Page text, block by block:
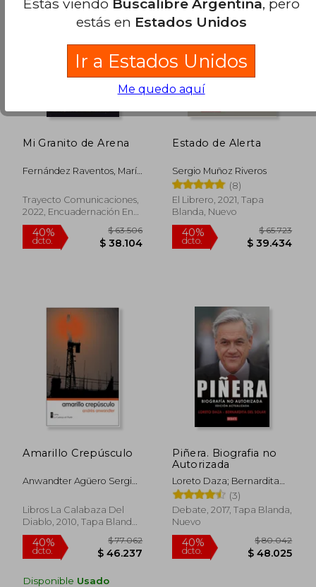
50%
dcto. $ 64.661
40%
dcto.
Mi Granito de Arena
Fernández Raventos, María
Trayecto Comunicaciones,
2022, Encuadernación En
Espiral, Nuevo
40%
dcto.
$ 63.506
$ 38.104
Estado de Alerta
Sergio Muñoz Riveros
(8)
El Librero, 2021, Tapa
Blanda, Nuevo
40%
dcto.
$
$
Amarillo Crepúsculo
Anwandter Agüero Sergio
Libros La Calabaza Del
Diablo, 2010, Tapa Blanda,
Nuevo
Disponible Usado
Piñera. Biografia no
Autorizada
Loreto Daza; Bernardita
Del Solar
(3)
Debate, 2017, Tapa Blanda,
Nuevo
Estás viendo Buscalibre Argentina, pero
estás en Estados Unidos
Ir a Estados Unidos
Me quedo aquí